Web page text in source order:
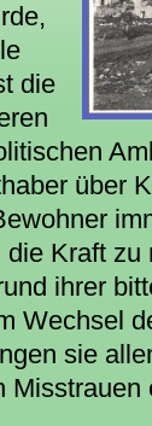
die
über
Kraft
ihrer
Wechsel
sie
Misstrauen